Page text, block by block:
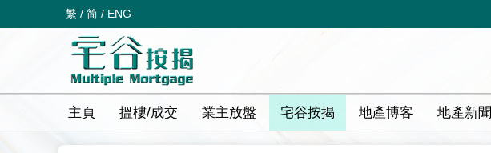
繁 / 简 / ENG
主頁 搵樓/成交 業主放盤 宅谷按揭 地產博客 地產新聞